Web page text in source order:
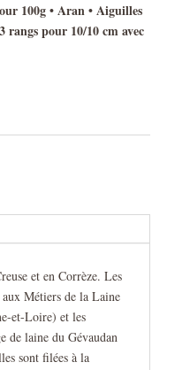
100g • Aran • Aiguilles
rangs pour 10/10 cm avec
et en Corrèze. Les
aux Métiers de la Laine
et-Loire) et les
de laine du Gévaudan
sont filées à la